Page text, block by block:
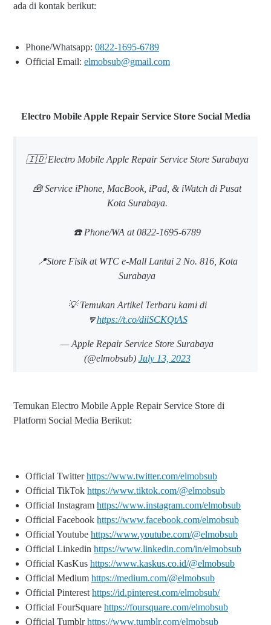
ada di kontak berikut:
Phone/Whatsapp: 0822-1695-6789
Official Email: elmobsub@gmail.com
Electro Mobile Apple Repair Service Store Social Media
🇮🇩 Electro Mobile Apple Repair Service Store Surabaya
🧰 Service iPhone, MacBook, iPad, & iWatch di Pusat
Kota Surabaya.
☎️ Phone/WA at 0822-1695-6789
📍Store Fisik at WTC e-Mall Lantai 2 No. 816, Kota
Surabaya
💡 Temukan Artikel Terbaru kami di
🔽https://t.co/diiSCKQtAS
— Apple Repair Service Store Surabaya
(@elmobsub) July 13, 2023
Temukan Electro Mobile Apple Repair Service Store di
Platform Social Media Berikut:
Official Twitterhttps://www.twitter.com/elmobsub
Official TikTok https://www.tiktok.com/@elmobsub
Official Instagram https://www.instagram.com/elmobsub
Official Facebook https://www.facebook.com/elmobsub
Official Youtube https://www.youtube.com/@elmobsub
Official Linkedin https://www.linkedin.com/in/elmobsub
Official KasKus https://www.kaskus.co.id/@elmobsub
Official Medium https://medium.com/@elmobsub
Official Pinterest https://id.pinterest.com/elmobsub/
Official FourSquare https://foursquare.com/elmobsub
Official Tumblrhttps://www.tumblr.com/elmobsub